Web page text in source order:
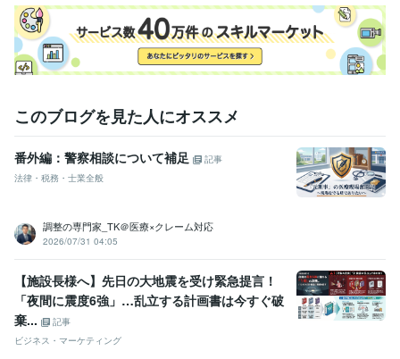
このブログを見た人にオススメ
番外編：警察相談について補足
記事
法律・税務・士業全般
調整の専門家_TK＠医療×クレーム対応
2026/07/31 04:05
【施設長様へ】先日の大地震を受け緊急提言！
「夜間に震度6強」…乱立する計画書は今すぐ破
棄...
記事
ビジネス・マーケティング